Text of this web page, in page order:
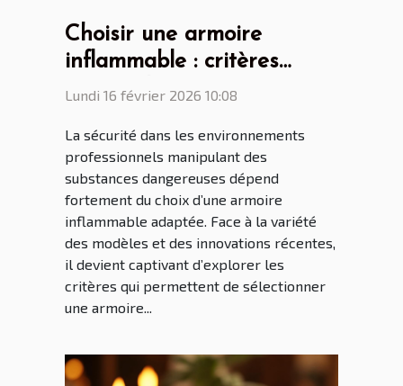
Choisir une armoire
inflammable : critères
essentiels et nouveautés
Lundi 16 février 2026 10:08
La sécurité dans les environnements
professionnels manipulant des
substances dangereuses dépend
fortement du choix d’une armoire
inflammable adaptée. Face à la variété
des modèles et des innovations récentes,
il devient captivant d’explorer les
critères qui permettent de sélectionner
une armoire...